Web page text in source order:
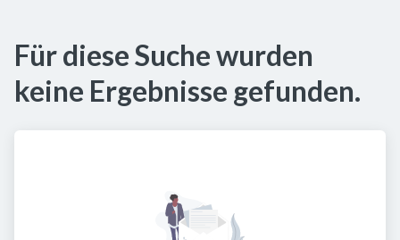
Für diese Suche wurden
keine Ergebnisse gefunden.